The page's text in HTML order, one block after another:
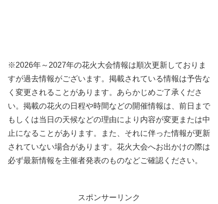
※2026年～2027年の花火大会情報は順次更新しておりま
すが過去情報がございます。掲載されている情報は予告な
く変更されることがあります。あらかじめご了承くださ
い。掲載の花火の日程や時間などの開催情報は、前日まで
もしくは当日の天候などの理由により内容が変更または中
止になることがあります。また、それに伴った情報が更新
されていない場合があります。花火大会へお出かけの際は
必ず最新情報を主催者発表のものなどご確認ください。
スポンサーリンク